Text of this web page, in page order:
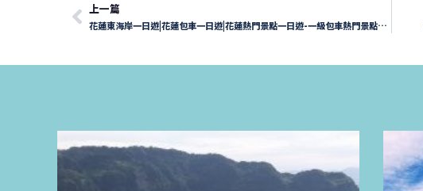
上一篇
花蓮東海岸一日遊|花蓮包車一日遊|花蓮熱門景點一日遊-一級包車熱門景點一日遊